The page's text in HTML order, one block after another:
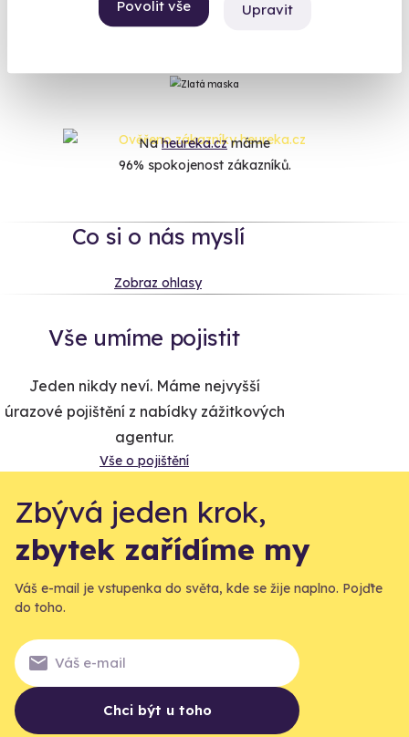
Povolit vše Upravit
Naheureka.czmáme
96% spokojenost zákazníků.
Co si o nás myslí
Zobraz ohlasy
Vše umíme pojistit
Jeden nikdy neví. Máme nejvyšší
úrazové pojištění z nabídky zážitkových
agentur.
Vše o pojištění
Zbývá jeden krok,
zbytek zařídíme my
Váš e-mail je vstupenka do světa, kde se žije naplno. Pojďte
do toho.
Chci být u toho